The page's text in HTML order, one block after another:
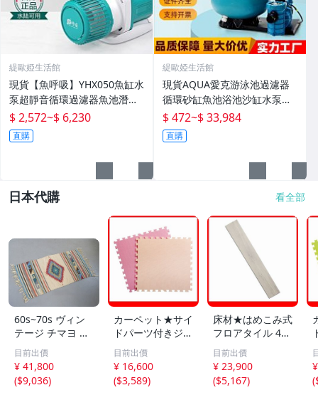
緹歐婭生活館
現貨【魚呼吸】YHX050魚缸水
泵超靜音循環過濾器魚池潛水
底吸變頻水陸
$ 2,572~$ 6,230
直購
緹歐婭生活館
現貨AQUA愛克游泳池過濾器
循環砂缸魚池浴池沙缸水泵一
體機水處理設備
$ 472~$ 33,984
直購
日本代購 看全部
60s~70s ヴィン
テージ チマヨ ラ
グ / オルテガ ア
メリカ アンティ
ーク マット カー
ペット 絨毯 アン
目前出價
¥ 41,800
($9,036)
カーペット★サイ
ドパーツ付きジョ
イントマット 64
枚セット 大判60c
m 安心の低ホル
ムアルデヒド 防
目前出價
¥ 16,600
($3,589)
床材★はめこみ式
フロアタイル 48
枚セット 6畳/木
目調 フローリン
グ DIY 賃貸OK/防
炎 防水 抗菌 床暖
目前出價
¥ 23,900
($5,167)
(